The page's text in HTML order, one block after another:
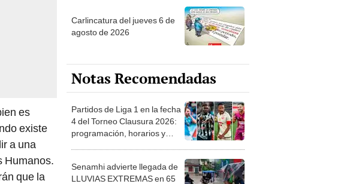
es
existe
a una
Humanos.
que la
Carlincatura del jueves 6 de
agosto de 2026
Notas Recomendadas
Partidos de Liga 1 en la fecha
4 del Torneo Clausura 2026:
programación, horarios y
Senamhi advierte llegada de
LLUVIAS EXTREMAS en 65